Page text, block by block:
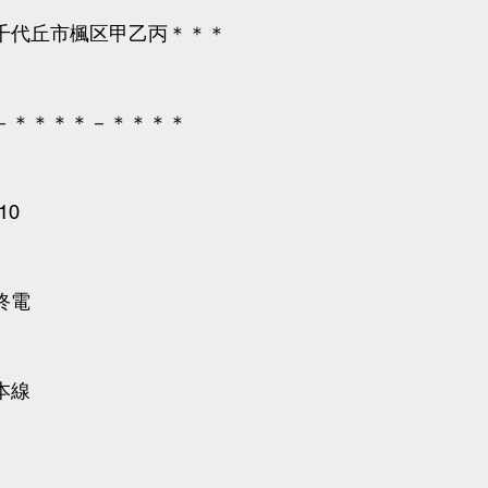
代丘市楓区甲乙丙＊＊＊
＊＊＊＊－＊＊＊＊
電
線